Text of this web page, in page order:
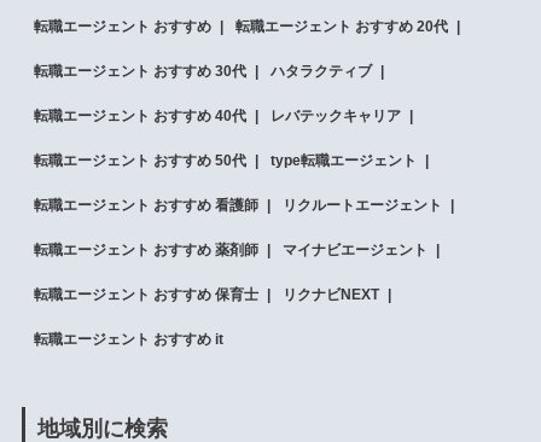
転職エージェント おすすめ 転職エージェント おすすめ 20代
転職エージェント おすすめ 30代 ハタラクティブ
転職エージェント おすすめ 40代 レバテックキャリア
転職エージェント おすすめ 50代 type転職エージェント
転職エージェント おすすめ 看護師 リクルートエージェント
転職エージェント おすすめ 薬剤師 マイナビエージェント
転職エージェント おすすめ 保育士 リクナビNEXT
転職エージェント おすすめ it
地域別に検索